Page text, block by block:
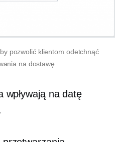
pozwolić klientom odetchnąć
na dostawę
wpływają na datę